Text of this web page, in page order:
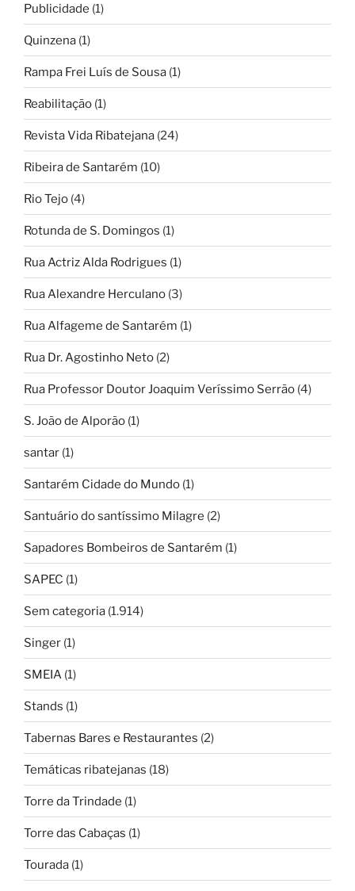
Publicidade (1)
Quinzena (1)
Rampa Frei Luís de Sousa (1)
Reabilitação (1)
Revista Vida Ribatejana (24)
Ribeira de Santarém (10)
Rio Tejo (4)
Rotunda de S. Domingos (1)
Rua Actriz Alda Rodrigues (1)
Rua Alexandre Herculano (3)
Rua Alfageme de Santarém (1)
Rua Dr. Agostinho Neto (2)
Rua Professor Doutor Joaquim Veríssimo Serrão (4)
S. João de Alporão (1)
santar (1)
Santarém Cidade do Mundo (1)
Santuário do santíssimo Milagre (2)
Sapadores Bombeiros de Santarém (1)
SAPEC (1)
Sem categoria (1.914)
Singer (1)
SMEIA (1)
Stands (1)
Tabernas Bares e Restaurantes (2)
Temáticas ribatejanas (18)
Torre da Trindade (1)
Torre das Cabaças (1)
Tourada (1)